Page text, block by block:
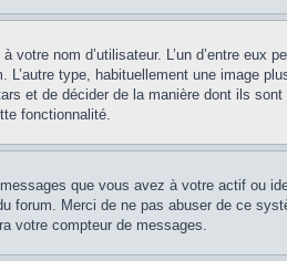
nom d’utilisateur. L’un d’entre eux
type, habituellement une image
et de décider de la manière dont ils
fonctionnalité.
que vous avez à votre actif ou
Merci de ne pas abuser de ce
votre compteur de messages.